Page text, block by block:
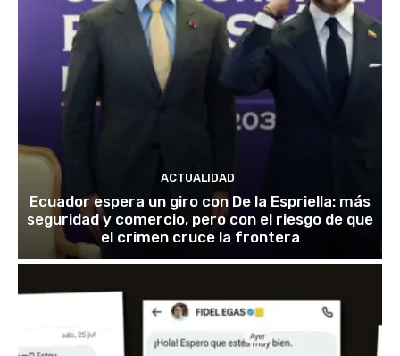
ACTUALIDAD
Ecuador espera un giro con De la Espriella: más
seguridad y comercio, pero con el riesgo de que
el crimen cruce la frontera